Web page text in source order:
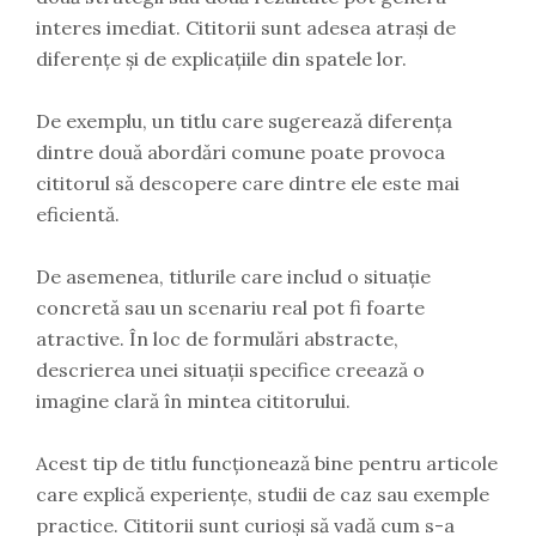
interes imediat. Cititorii sunt adesea atrași de
diferențe și de explicațiile din spatele lor.
De exemplu, un titlu care sugerează diferența
dintre două abordări comune poate provoca
cititorul să descopere care dintre ele este mai
eficientă.
De asemenea, titlurile care includ o situație
concretă sau un scenariu real pot fi foarte
atractive. În loc de formulări abstracte,
descrierea unei situații specifice creează o
imagine clară în mintea cititorului.
Acest tip de titlu funcționează bine pentru articole
care explică experiențe, studii de caz sau exemple
practice. Cititorii sunt curioși să vadă cum s-a